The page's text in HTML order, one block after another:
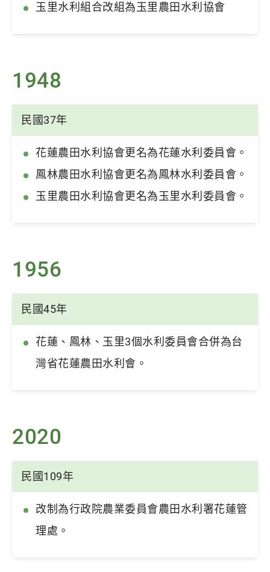
玉里水利組合改組為玉里農田水利協會
1948
民國37年
花蓮農田水利協會更名為花蓮水利委員會。
鳳林農田水利協會更名為鳳林水利委員會。
玉里農田水利協會更名為玉里水利委員會。
1956
民國45年
花蓮、鳳林、玉里3個水利委員會合併為台
灣省花蓮農田水利會。
2020
民國109年
改制為行政院農業委員會農田水利署花蓮管
理處。